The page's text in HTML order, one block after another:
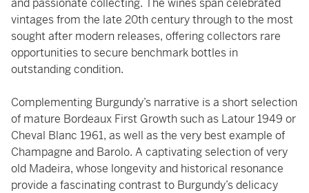
and passionate collecting. The wines span celebrated
vintages from the late 20th century through to the most
sought after modern releases, offering collectors rare
opportunities to secure benchmark bottles in
outstanding condition.
Complementing Burgundy’s narrative is a short selection
of mature Bordeaux First Growth such as Latour 1949 or
Cheval Blanc 1961, as well as the very best example of
Champagne and Barolo. A captivating selection of very
old Madeira, whose longevity and historical resonance
provide a fascinating contrast to Burgundy’s delicacy